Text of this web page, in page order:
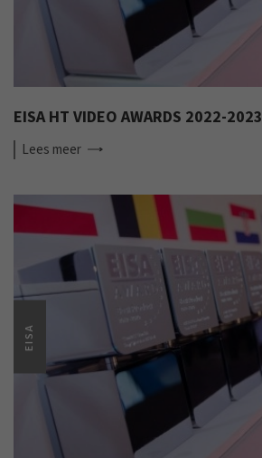
EISA HT VIDEO AWARDS 2022-2023
Lees meer
EISA